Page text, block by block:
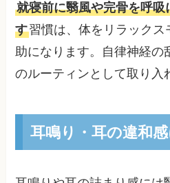
就寝前に翳風や完骨を呼
す習慣は、体をリラック
助になります。自律神経の
のルーティンとして取り入
耳鳴り・耳の違和